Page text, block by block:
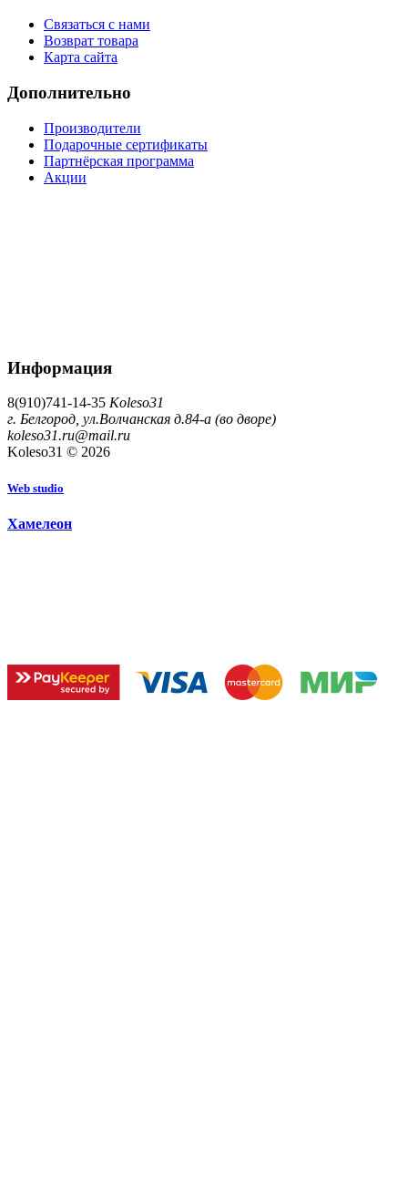
Связаться с нами
Возврат товара
Карта сайта
Дополнительно
Производители
Подарочные сертификаты
Партнёрская программа
Акции
Информация
8(910)741-14-35 Koleso31
г. Белгород, ул.Волчанская д.84-а (во дворе)
koleso31.ru@mail.ru
Koleso31 © 2026
Web studio
Хамелеон